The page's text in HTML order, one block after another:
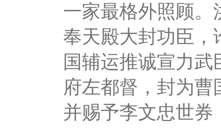
一家最格外照顾。
奉天殿大封功臣，
国辅运推诚宣力
府左都督，封为
并赐予李文忠世券